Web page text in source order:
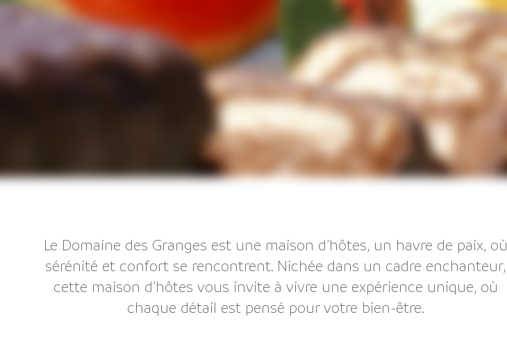
Le Domaine des Granges est une maison d’hôtes, un havre de paix, où
sérénité et confort se rencontrent. Nichée dans un cadre enchanteur,
cette maison d’hôtes vous invite à vivre une expérience unique, où
chaque détail est pensé pour votre bien-être.